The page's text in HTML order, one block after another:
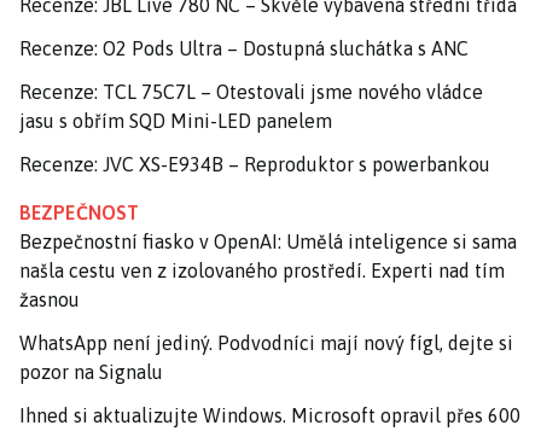
Recenze: JBL Live 780 NC – Skvěle vybavená střední třída
Recenze: O2 Pods Ultra – Dostupná sluchátka s ANC
Recenze: TCL 75C7L – Otestovali jsme nového vládce
jasu s obřím SQD Mini-LED panelem
Recenze: JVC XS-E934B – Reproduktor s powerbankou
BEZPEČNOST
Bezpečnostní fiasko v OpenAI: Umělá inteligence si sama
našla cestu ven z izolovaného prostředí. Experti nad tím
žasnou
WhatsApp není jediný. Podvodníci mají nový fígl, dejte si
pozor na Signalu
Ihned si aktualizujte Windows. Microsoft opravil přes 600